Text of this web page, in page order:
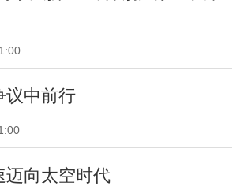
议中前行
迈向太空时代